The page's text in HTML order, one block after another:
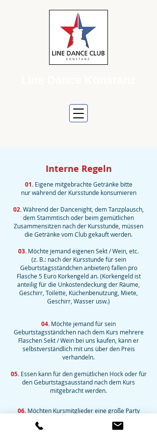
Interne Regeln
01.Eigene mitgebrachte Getränke bitte
nur während der Kursstunde konsumieren
02.Während der Dancenight, dem Tanzplausch,
dem Stammtisch oder beim gemütlichen
Zusammensitzen nach der Kursstunde, müssen
die Getränke vom Club gekauft werden.
03. Möchte jemand eigenen Sekt / Wein, etc.
(z. B.: nach der Kursstunde für sein
Geburtstagsständchen anbieten) fallen pro
Flasche 5 Euro Korkengeld an. (Korkengeld ist
anteilig für die Unkostendeckung der Räume,
Geschirr, Toilette, Küchenbenutzung, Miete,
Geschirr, Wasser usw.)
04. Möchte jemand für sein
Geburtstagsständchen nach dem Kurs mehrere
Flaschen Sekt / Wein bei uns kaufen, kann er
selbstverständlich mit uns über den Preis
verhandeln.
05. Essen kann für den gemütlichen Hock oder für
den Geburtstagsausstand nach dem Kurs
mitgebracht werden.
06. Möchten Kursmitglieder eine große Party
ein Mietpreis von 150.– Euro an.